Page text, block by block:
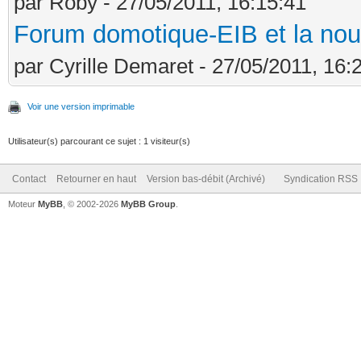
Forum domotique-EIB et la
par Cyrille Demaret - 27/05/2011,
Voir une version imprimable
Utilisateur(s) parcourant ce sujet : 1 visiteur(s)
Contact Retourner en haut Version bas-débit (Archivé) Syndication RSS
Moteur MyBB , © 2002-2026 MyBB Group